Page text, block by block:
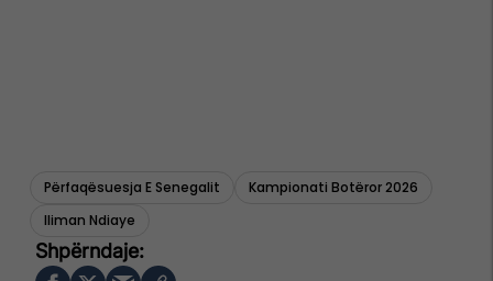
Përfaqësuesja E Senegalit
Kampionati Botëror 2026
Iliman Ndiaye